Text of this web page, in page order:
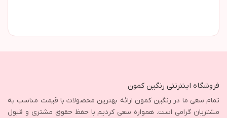
فروشگاه اینترنتی رنگین کمون
تمام سعی ما در رنگین کمون ارائه بهترین محصولات با قیمت مناسب به
مشتریان گرامی است. همواره سعی کردیم با حفظ حقوق مشتری و قبول